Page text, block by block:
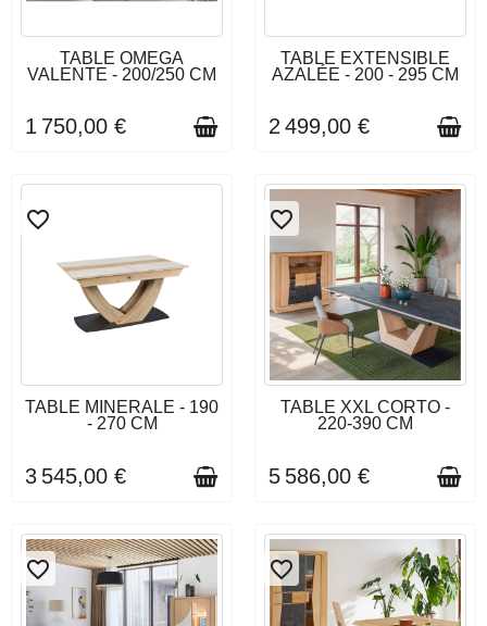
DERNIERS ARTICLES EN
STOCK
TABLE OMEGA
VALENTE - 200/250 CM
1 750,00 €
DÉLAI DE LIVRAISON : 3 À 4
SEMAINES
TABLE EXTENSIBLE
AZALÉE - 200 - 295 CM
2 499,00 €
DÉLAI DE LIVRAISON : 3 À 4
SEMAINES
favorite_border
TABLE MINERALE - 190
- 270 CM
3 545,00 €
DÉLAI DE LIVRAISON : 10 À
12 SEMAINES
favorite_border
TABLE XXL CORTO -
220-390 CM
5 586,00 €
favorite_border favorite_border